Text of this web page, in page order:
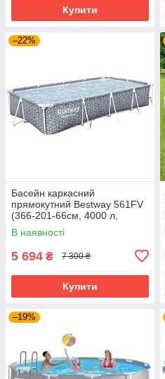
Купити
–22%
Басейн каркасний
прямокутний Bestway 561FV
(366-201-66см, 4000 л,
фільтр-насос) Сірий
В наявності
5 694 ₴ 7 300 ₴
Купити
–19%